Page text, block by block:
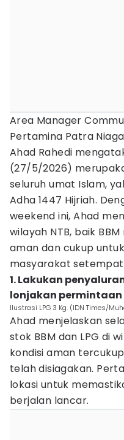
Area Manager
Pertamina Patra
Ahad Rahedi
(27/5/2026)
seluruh umat Islam,
Adha 1447 Hijriah.
weekend ini, Ahad
wilayah NTB, baik
aman dan cukup
masyarakat
1. Lakukan
lonjakan permintaan
Ilustrasi LPG 3 Kg. (IDN Times/
Ahad menjelaskan
stok BBM dan LPG di
kondisi aman
telah disiagakan.
lokasi untuk
berjalan lancar.